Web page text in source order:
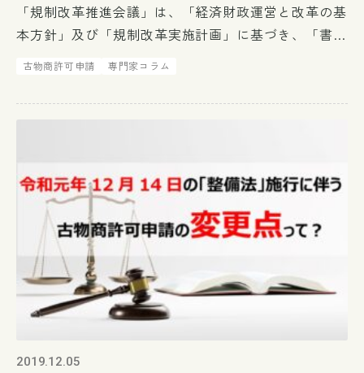
「規制改革推進会議」は、「経済財政運営と改革の基
本方針」及び「規制改革実施計画」に基づき、「書
面・押印・対面を前提とした国内の制度・慣行を見直
の実現に向けて取り組むため、全 […]
古物商許可申請 専門家コラム
2019.12.05